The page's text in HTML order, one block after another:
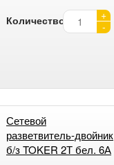
Количество:
+
-
Сетевой
разветвитель-двойник
б/з TOKER 2Т бел. 6А